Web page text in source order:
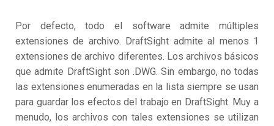
Por defecto, todo el software admite múltiples
extensiones de archivo. DraftSight admite al menos 1
extensiones de archivo diferentes. Los archivos básicos
que admite DraftSight son .DWG. Sin embargo, no todas
las extensiones enumeradas en la lista siempre se usan
para guardar los efectos del trabajo en DraftSight. Muy a
menudo, los archivos con tales extensiones se utilizan